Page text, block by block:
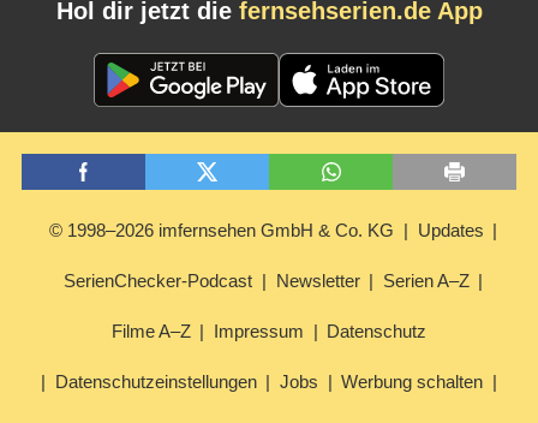
Hol dir jetzt die fernsehserien.de App
© 1998–2026 imfernsehen GmbH & Co. KG Updates
SerienChecker-Podcast Newsletter Serien A–Z
Filme A–Z Impressum Datenschutz
Datenschutzeinstellungen Jobs Werbung schalten